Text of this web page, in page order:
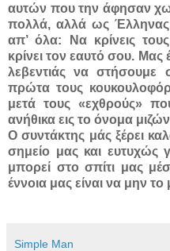
αυτών που την άφησαν
πολλά, αλλά ως
απ’ όλα: Να κρίνεις
κρίνει τον εαυτό σου. Μας
λεβεντιάς να στήσουμε
πρώτα τους
μετά τους «εχθρούς»
ανήθικα εις το όνομα
Ο συντάκτης μάς ξέρει
σημείο μας και ευτυχώς
μπορεί στο σπίτι μας
έννοια μας είναι να μην το
Simple Man